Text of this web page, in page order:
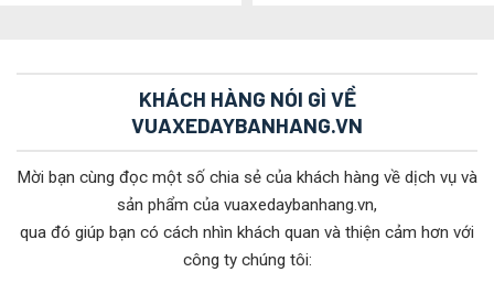
KHÁCH HÀNG NÓI GÌ VỀ
VUAXEDAYBANHANG.VN
Mời bạn cùng đọc một số chia sẻ của khách hàng về dịch vụ và
sản phẩm của vuaxedaybanhang.vn,
qua đó giúp bạn có cách nhìn khách quan và thiện cảm hơn với
công ty chúng tôi: